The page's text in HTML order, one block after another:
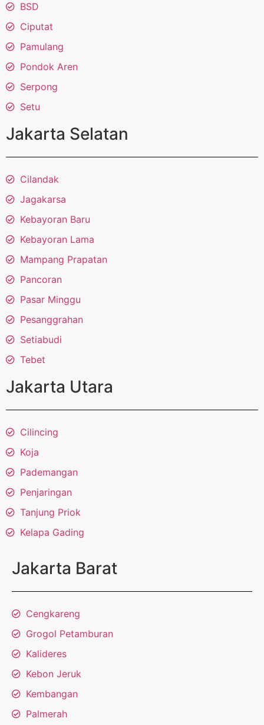
BSD
Ciputat
Pamulang
Pondok Aren
Serpong
Setu
Jakarta Selatan
Cilandak
Jagakarsa
Kebayoran Baru
Kebayoran Lama
Mampang Prapatan
Pancoran
Pasar Minggu
Pesanggrahan
Setiabudi
Tebet
Jakarta Utara
Cilincing
Koja
Pademangan
Penjaringan
Tanjung Priok
Kelapa Gading
Jakarta Barat
Cengkareng
Grogol Petamburan
Kalideres
Kebon Jeruk
Kembangan
Palmerah